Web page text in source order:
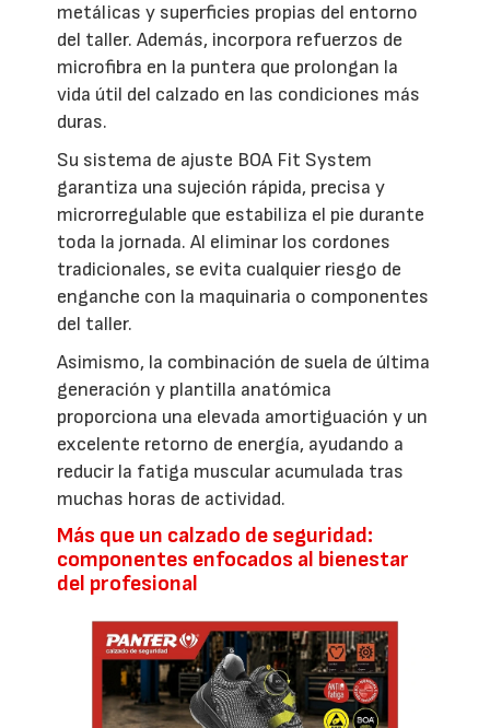
metálicas y superficies propias del entorno
del taller. Además, incorpora refuerzos de
microfibra en la puntera que prolongan la
vida útil del calzado en las condiciones más
duras.
Su sistema de ajuste BOA Fit System
garantiza una sujeción rápida, precisa y
microrregulable que estabiliza el pie durante
toda la jornada. Al eliminar los cordones
tradicionales, se evita cualquier riesgo de
enganche con la maquinaria o componentes
del taller.
Asimismo, la combinación de suela de última
generación y plantilla anatómica
proporciona una elevada amortiguación y un
excelente retorno de energía, ayudando a
reducir la fatiga muscular acumulada tras
muchas horas de actividad.
Más que un calzado de seguridad:
componentes enfocados al bienestar
del profesional